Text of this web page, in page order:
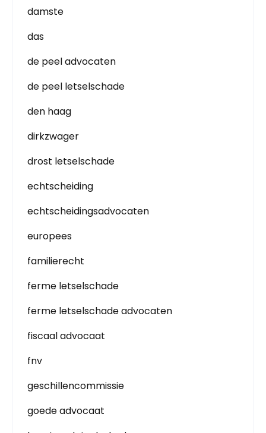
damste
das
de peel advocaten
de peel letselschade
den haag
dirkzwager
drost letselschade
echtscheiding
echtscheidingsadvocaten
europees
familierecht
ferme letselschade
ferme letselschade advocaten
fiscaal advocaat
fnv
geschillencommissie
goede advocaat